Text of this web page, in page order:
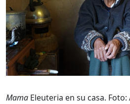
Mama Eleuteria en su casa.